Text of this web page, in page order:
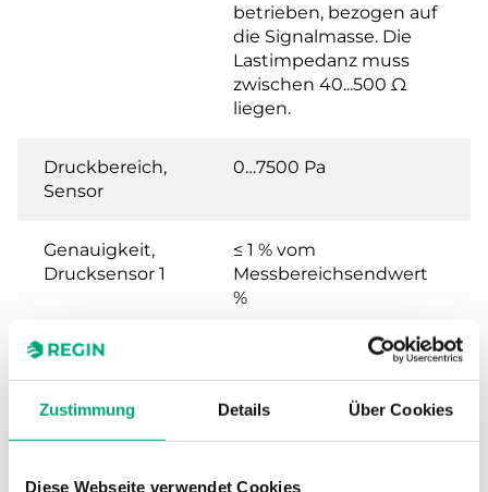
Zustimmung Details Über Cookies
Diese Webseite verwendet Cookies
betrieben, bezogen auf
die Signalmasse. Die
Lastimpedanz muss
zwischen 40...500 Ω
liegen.
Druckbereich,
Sensor
0…7500 Pa
Genauigkeit,
Drucksensor 1
≤ 1 % vom
Messbereichsendwert
%
Max. zulässiger
Differenzdruck
Sensor 1